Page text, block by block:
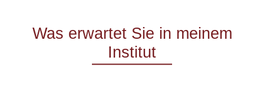
Was erwartet Sie in meinem
Institut